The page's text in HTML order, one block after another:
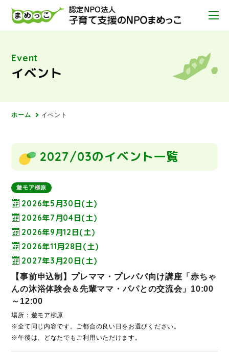
Event
イベント
ホーム イベント
2027/03のイベント一覧
遊モア柳原
2026年5月30日(土)
2026年7月04日(土)
2026年9月12日(土)
2026年11月28日(土)
2027年3月20日(土)
【事前申込制】プレママ・プレパパ向け講座「赤ちゃ
んの沐浴体験会＆先輩ママ・パパとの交流会」10:00
～12:00
場所：遊モア柳原
※全て同じ内容です。ご都合の良い日をお選びください。
※午後は、どなたでもご利用いただけます。